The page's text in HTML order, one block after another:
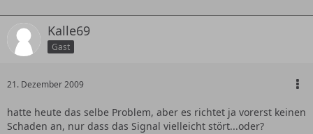
Kalle69
Gast
21. Dezember 2009
hatte heute das selbe Problem, aber es richtet ja vorerst keinen
Schaden an, nur dass das Signal vielleicht stört...oder?